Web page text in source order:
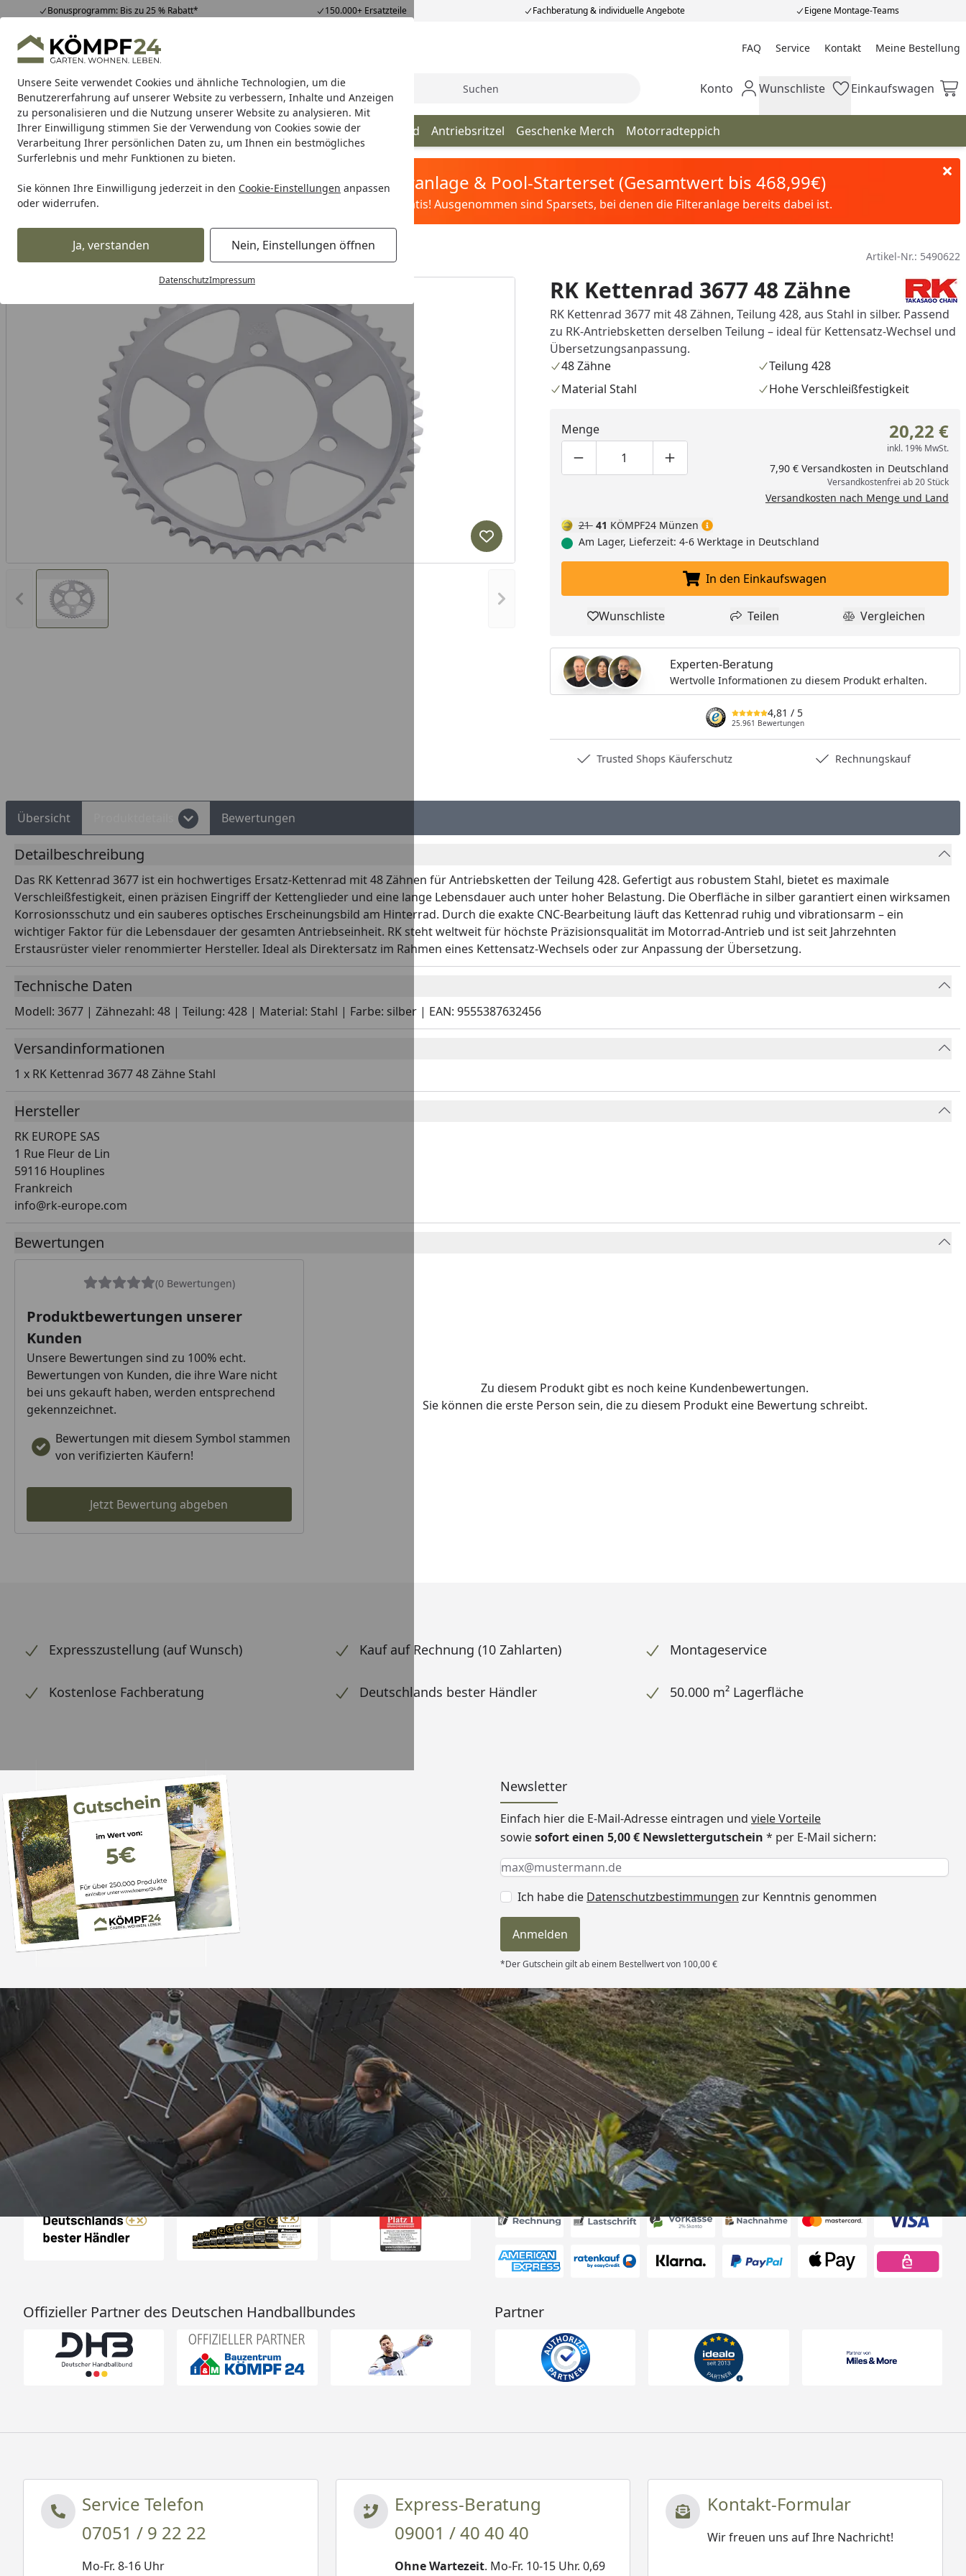
Unsere Seite verwendet Cookies und ähnliche Technologien, um die
Benutzererfahrung auf unserer Website zu verbessern, Inhalte und Anzeigen
zu personalisieren und die Nutzung unserer Website zu analysieren. Mit
Ihrer Einwilligung stimmen Sie der Verwendung von Cookies sowie der
Verarbeitung Ihrer persönlichen Daten zu, um Ihnen ein bestmögliches
Surferlebnis und mehr Funktionen zu bieten.
Sie können Ihre Einwilligung jederzeit in den Cookie-Einstellungen anpassen
oder widerrufen.
Ja, verstanden Nein, Einstellungen öffnen
DatenschutzImpressum
Bonusprogramm: Bis zu 25 % Rabatt* 150.000+ Ersatzteile Fachberatung & individuelle Angebote Eigene Montage-Teams
Hotline07051 / 9 22 22
Mo-Fr. 8-16 Uhr 25.961 Bewertungen FAQ Service Kontakt Meine Bestellung
Meine Bestellung
Alle Produkte
Alle ProdukteHighlights Tipps & Tricks Suche Mein Konto
Konto Wunschliste
Wunschliste Einkaufswagen
Einkaufswagen
RK Motorradkette Kettenschlösser Kettensatz Kette Kettenrad Antriebsritzel Geschenke Merch Motorradteppich
Karibu Pools inkl. gratis Sandfilteranlage & Pool-Starterset (Gesamtwert bis 468,99€)
Dein Traumpool im Sorglos-Paket: Filter&Pflege gratis! Ausgenommen sind Sparsets, bei denen die Filteranlage bereits dabei ist.
Rk Kettenrad RK Kettenrad 3677 48 Zähne Artikel-Nr.: 5490622
Vorheriges Bild anzeigen Nächstes Bild anzeigen
Produkt zur Wunschliste hinzufügen
RK Kettenrad 3677 48 Zähne
RK Kettenrad 3677 mit 48 Zähnen, Teilung 428, aus Stahl in silber. Passend
zu RK-Antriebsketten derselben Teilung – ideal für Kettensatz-Wechsel und
Übersetzungsanpassung.
48 Zähne
Teilung 428
Material Stahl
Hohe Verschleißfestigkeit
Menge
Produktmenge um eins verringern
Produktmenge manuell eingeben
Produktmenge um eins erhöhen
20,22 €
inkl. 19% MwSt.
7,90 € Versandkosten in Deutschland
Versandkostenfrei ab 20 Stück
Versandkosten nach Menge und Land
21 41 KÖMPF24 Münzen
Am Lager, Lieferzeit: 4-6 Werktage in Deutschland
In den Einkaufswagen legen
In den Einkaufswagen
Produkt zur Wunschliste hinzufügen
Wunschliste Teilen
Teilen Produkt
Vergleichen
Experten-Beratung
Wertvolle Informationen zu diesem Produkt erhalten.
4,81 / 5
25.961 Bewertungen
Trusted Shops Käuferschutz Rechnungskauf
Übersicht Bewertungen
Detailbeschreibung
Das RK Kettenrad 3677 ist ein hochwertiges Ersatz-Kettenrad mit 48 Zähnen für Antriebsketten der Teilung 428. Gefertigt aus robustem Stahl, bietet es maximale
Verschleißfestigkeit, einen präzisen Eingriff der Kettenglieder und eine lange Lebensdauer auch unter hoher Belastung. Die Oberfläche in silber garantiert einen wirksamen
Korrosionsschutz und ein sauberes optisches Erscheinungsbild am Hinterrad. Durch die exakte CNC-Bearbeitung läuft das Kettenrad ruhig und vibrationsarm – ein
wichtiger Faktor für die Lebensdauer der gesamten Antriebseinheit. RK steht weltweit für höchste Präzisionsqualität im Motorrad-Antrieb und ist seit Jahrzehnten
Erstausrüster vieler renommierter Hersteller. Ideal als Direktersatz im Rahmen eines Kettensatz-Wechsels oder zur Anpassung der Übersetzung.
Technische Daten
Modell: 3677 | Zähnezahl: 48 | Teilung: 428 | Material: Stahl | Farbe: silber | EAN: 9555387632456
Versandinformationen
1 x RK Kettenrad 3677 48 Zähne Stahl
Hersteller
RK EUROPE SAS
1 Rue Fleur de Lin
59116 Houplines
Frankreich
info@rk-europe.com
Bewertungen
(0 Bewertungen)
Produktbewertungen unserer
Kunden
Unsere Bewertungen sind zu 100% echt.
Bewertungen von Kunden, die ihre Ware nicht
bei uns gekauft haben, werden entsprechend
gekennzeichnet.
Bewertungen mit diesem Symbol stammen
von verifizierten Käufern!
Jetzt Bewertung abgeben
Zu diesem Produkt gibt es noch keine Kundenbewertungen.
Sie können die erste Person sein, die zu diesem Produkt eine Bewertung schreibt.
Expresszustellung (auf Wunsch) Kauf auf Rechnung (10 Zahlarten) Montageservice
Kostenlose Fachberatung Deutschlands bester Händler 50.000 m² Lagerfläche
Newsletter
Einfach hier die E-Mail-Adresse eintragen und viele Vorteile
sowiesofort einen 5,00 € Newslettergutschein * per E-Mail sichern:
Keine Eingabe erforderlich
Eingabe erforderlich
E-Mail *
Ich habe die Datenschutzbestimmungen zur Kenntnis genommen
Anmelden
*Der Gutschein gilt ab einem Bestellwert von 100,00 €
Trusted Shops
4,81/ 5
25.961 Bewertungen
„Alles bestens, empfehle ich gerne
weiter.“
07.08.2026
Versand
Auszeichnungen Akzeptierte Zahlungsarten
Offizieller Partner des Deutschen Handballbundes Partner
Service Telefon
07051 / 9 22 22
Mo-Fr. 8-16 Uhr
Express-Beratung
09001 / 40 40 40
Ohne Wartezeit. Mo-Fr. 10-15 Uhr. 0,69
Kontakt-Formular
Wir freuen uns auf Ihre Nachricht!